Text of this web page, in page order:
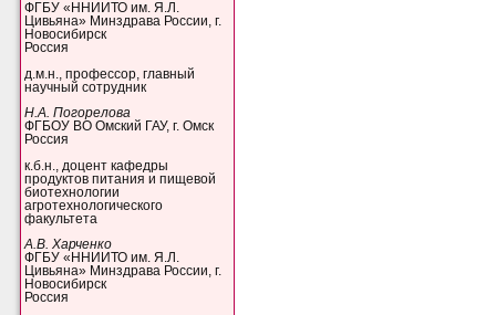
ФГБУ «ННИИТО им. Я.Л.
Цивьяна» Минздрава России, г.
Новосибирск
Россия
д.м.н., профессор, главный
научный сотрудник
Н.А. Погорелова
ФГБОУ ВО Омский ГАУ, г. Омск
Россия
к.б.н., доцент кафедры
продуктов питания и пищевой
биотехнологии
агротехнологического
факультета
А.В. Харченко
ФГБУ «ННИИТО им. Я.Л.
Цивьяна» Минздрава России, г.
Новосибирск
Россия